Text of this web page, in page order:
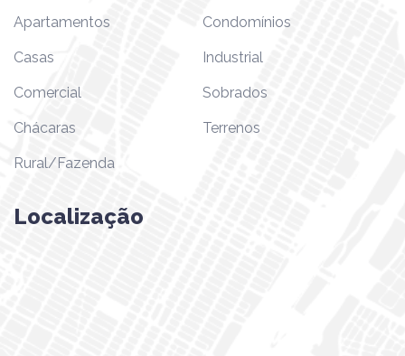
Apartamentos
Casas
Comercial
Chácaras
Rural/Fazenda
Condomínios
Industrial
Sobrados
Terrenos
Localização